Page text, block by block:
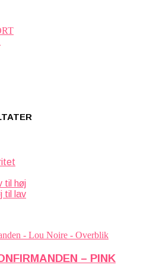
til høj
til lav
– PINK